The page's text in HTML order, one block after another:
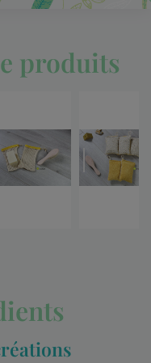
produits